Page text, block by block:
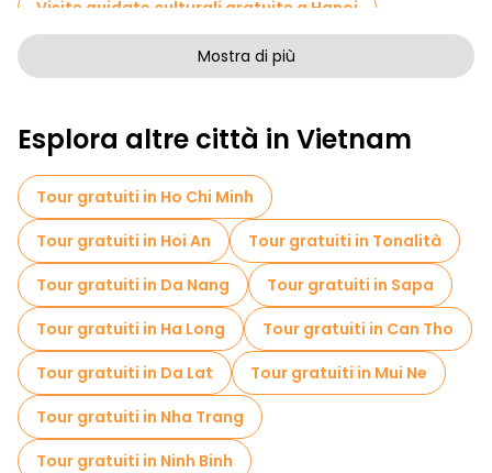
Visite guidate culturali gratuite a Hanoi
Tour a piedi senza arte a Hanoi
Attività sportive a Hanoi
Crociere in Hanoi
Musei in Hanoi
Visita gratuita del centro storico Hanoi
Visite al mercato in Hanoi
Tour di degustazione locali in Hanoi
Gite giornaliere gratuite a Hanoi
Passeggiate notturne gratuite a Hanoi
Tour in bicicletta a Hanoi
Mostra di più
Esplora altre città in Vietnam
Tour gratuiti in Ho Chi Minh
Tour gratuiti in Hoi An
Tour gratuiti in Tonalità
Tour gratuiti in Da Nang
Tour gratuiti in Sapa
Tour gratuiti in Ha Long
Tour gratuiti in Can Tho
Tour gratuiti in Da Lat
Tour gratuiti in Mui Ne
Tour gratuiti in Nha Trang
Tour gratuiti in Ninh Binh